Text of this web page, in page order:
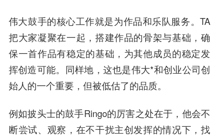
伟大鼓手的核心工作就是为作品和乐队服务。TA
把大家凝聚在一起，搭建作品的骨架与基础，确
保一首作品有稳定的基础，为其他成员的稳定发
挥创造可能。同样地，这也是伟大*和创业公司创
始人的一个重要，但被低估了的品质。
例如披头士的鼓手Ringo的厉害之处在于，他会不
断尝试、观察，在不干扰主创发挥的情况下，找